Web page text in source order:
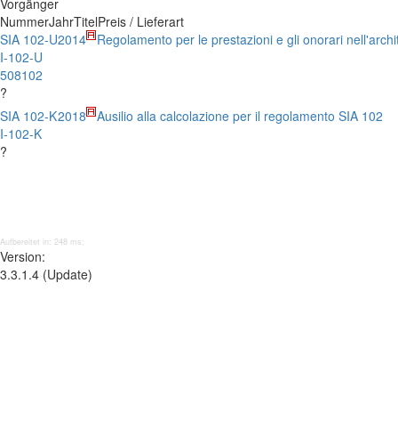
Vorgänger
NummerJahrTitelPreis / Lieferart
SIA 102-U
I-102-U
508102
?
2014 Regolamento per le prestazioni e gli onorari
SIA 102-K
I-102-K
?
2018 Ausilio alla calcolazione per il regolamento SIA 102
Aufbereitet in: 248 ms;
Version:
3.3.1.4 (Update)